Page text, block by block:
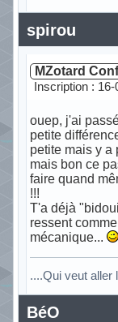
Hors ligne
spirou
MZotard
Inscription :
ouep, j'ai
petite
petite mais y a
mais bon ce
faire quand
!!!
T'a déjà
ressent
mécanique...
....Qui veut aller
Hors ligne
BéO